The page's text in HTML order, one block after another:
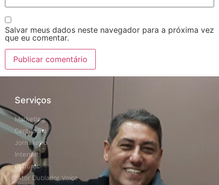
Salvar meus dados neste navegador para a próxima vez
que eu comentar.
Serviços
Marketing
Cerimonial
Jornalismo
Internet
Cultural
Ator Dublador Voice